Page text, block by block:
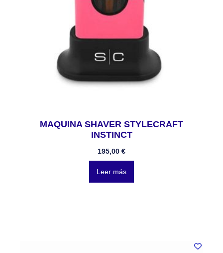
MAQUINA SHAVER STYLECRAFT
INSTINCT
195,00 €
Leer más